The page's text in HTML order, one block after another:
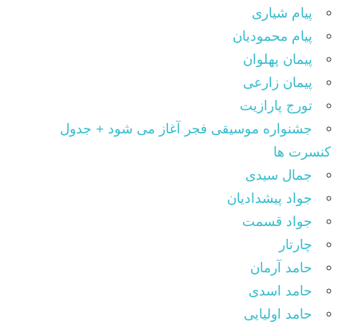
پیام شیاری
پیام محمودیان
پیمان پهلوان
پیمان زارعی
تورج پارازیت
جشنواره موسیقی فجر آغاز می شود + جدول
کنسرت ها
جمال سیدی
جواد پیشدادیان
جواد قسمت
چارتار
حامد آرمان
حامد اسدی
حامد اولیایی